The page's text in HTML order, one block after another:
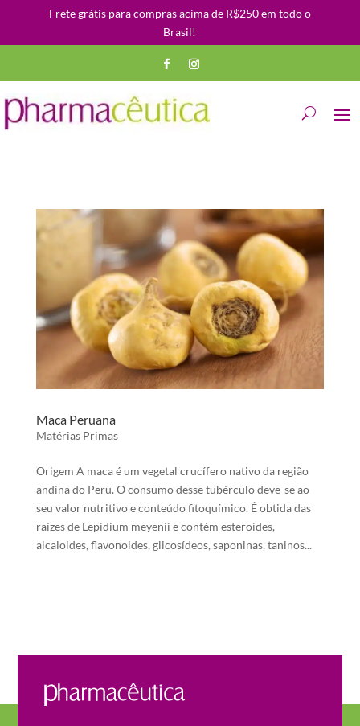
Frete grátis para compras acima de R$250 em todo o
Brasil!
Maca Peruana
Matérias Primas
Origem A maca é um vegetal crucífero nativo da região
andina do Peru. O consumo desse tubérculo deve-se ao
seu valor nutritivo e conteúdo fitoquímico. É obtida das
raízes de Lepidium meyenii e contém esteroides,
alcaloides, flavonoides, glicosídeos, saponinas, taninos...